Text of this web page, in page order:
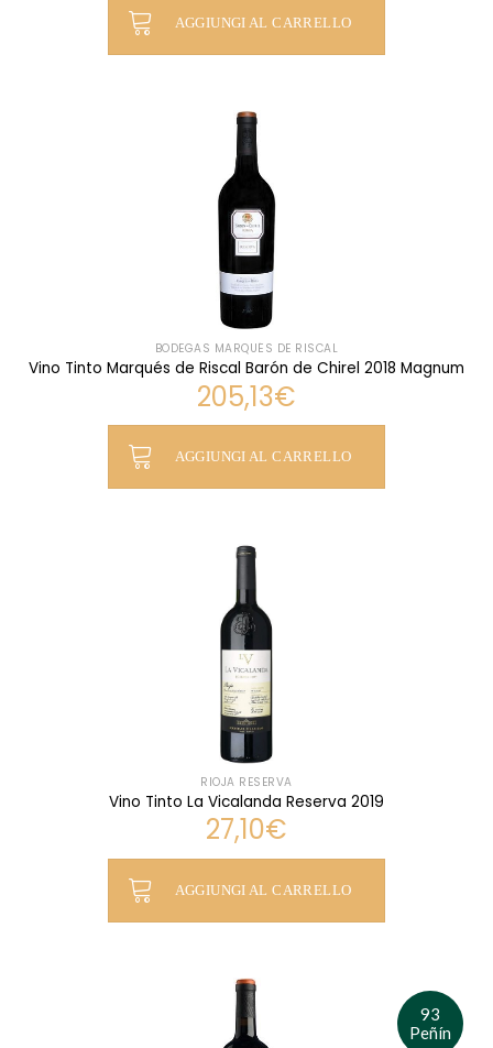
AGGIUNGI AL CARRELLO
BODEGAS MARQUÉS DE RISCAL
Vino Tinto Marqués de Riscal Barón de Chirel 2018 Magnum
205,13€
AGGIUNGI AL CARRELLO
RIOJA RESERVA
Vino Tinto La Vicalanda Reserva 2019
27,10€
AGGIUNGI AL CARRELLO
93
Peñín